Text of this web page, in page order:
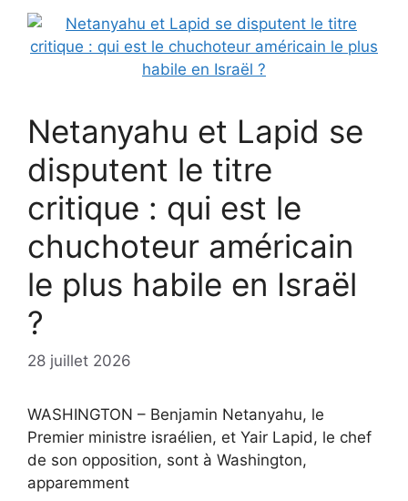
Netanyahu et Lapid se
disputent le titre
critique : qui est le
chuchoteur américain
le plus habile en Israël
?
28 juillet 2026
WASHINGTON – Benjamin Netanyahu, le
Premier ministre israélien, et Yair Lapid, le chef
de son opposition, sont à Washington,
apparemment